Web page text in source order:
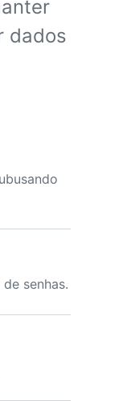
dados
senhas.